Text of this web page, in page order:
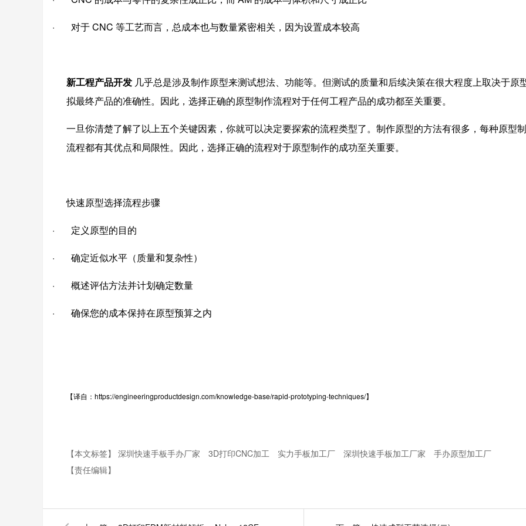
· 对于 CNC 等工艺而言，总成本也与数量紧密相关，因为设置成本较高
新工程产品开发 几乎总是涉及制作原型来测试想法、功能等。但测试的质量和后续决策在很大程度上取决于原
拟最终产品的准确性。因此，选择正确的原型制作流程对于任何工程产品的成功都至关重要。
一旦你清楚了解了以上五个关键因素，你就可以决定要探索的流程类型了。制作原型的方法有很多，每种原型
流程都有其优点和局限性。因此，选择正确的流程对于原型制作的成功至关重要。
快速原型选择流程步骤
· 定义原型的目的
· 确定近似水平（质量和复杂性）
· 概述评估方法并计划确定数量
· 确保您的成本保持在原型预算之内
【译自： https://engineeringproductdesign.com/knowledge-base/rapid-prototyping-techniques/】
【本文标签】 深圳快速手板手办厂家 3D打印CNC加工 实力手板加工厂 深圳快速手板加工厂家
手办原型加工厂
【责任编辑】